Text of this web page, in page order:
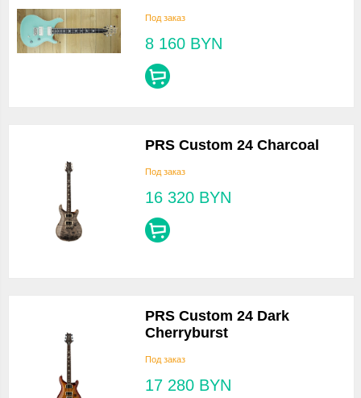
Под заказ
8 160 BYN
PRS Custom 24 Charcoal
Под заказ
16 320 BYN
PRS Custom 24 Dark
Cherryburst
Под заказ
17 280 BYN